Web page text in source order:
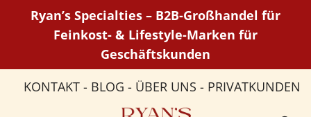
Ryan’s Specialties – B2B-Großhandel für
Feinkost- & Lifestyle-Marken für
Geschäftskunden
KONTAKT - BLOG - ÜBER UNS - PRIVATKUNDEN